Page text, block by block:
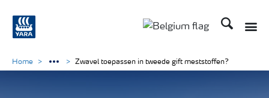
Zoek op
Home Zwavel toepassen in tweede gift meststoffen?